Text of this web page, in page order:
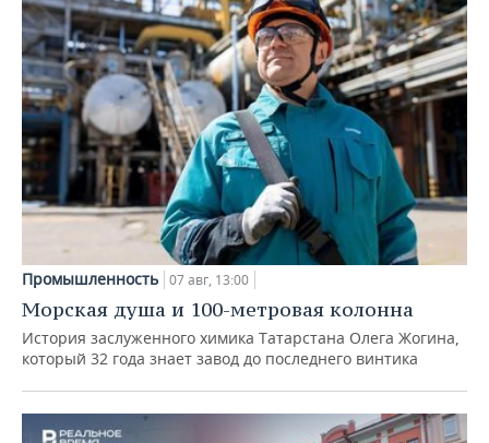
Промышленность 07 авг, 13:00
Морская душа и 100-метровая колонна
История заслуженного химика Татарстана Олега Жогина,
который 32 года знает завод до последнего винтика